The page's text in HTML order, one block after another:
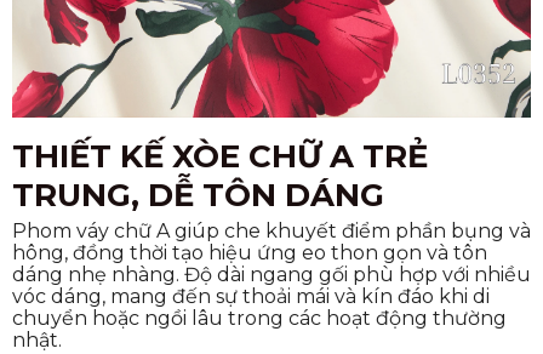
THIẾT KẾ XÒE CHỮ A TRẺ
TRUNG, DỄ TÔN DÁNG
Phom váy chữ A giúp che khuyết điểm phần bụng và
hông, đồng thời tạo hiệu ứng eo thon gọn và tôn
dáng nhẹ nhàng. Độ dài ngang gối phù hợp với nhiều
vóc dáng, mang đến sự thoải mái và kín đáo khi di
chuyển hoặc ngồi lâu trong các hoạt động thường
nhật.